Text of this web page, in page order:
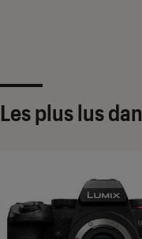
Les plus lus